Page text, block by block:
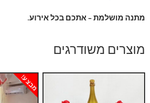
מתנה מושלמת – אתכם בכל אירוע.
מוצרים משודרגים
מבצע!